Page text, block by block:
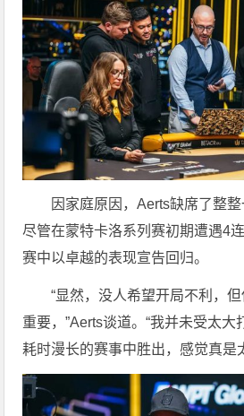
因家庭原因，Aerts缺席了整整
尽管在蒙特卡洛系列赛初期遭遇4
赛中以卓越的表现宣告回归。
“显然，没人希望开局不利，
重要，”Aerts谈道。“我并未受太大
耗时漫长的赛事中胜出，感觉真是